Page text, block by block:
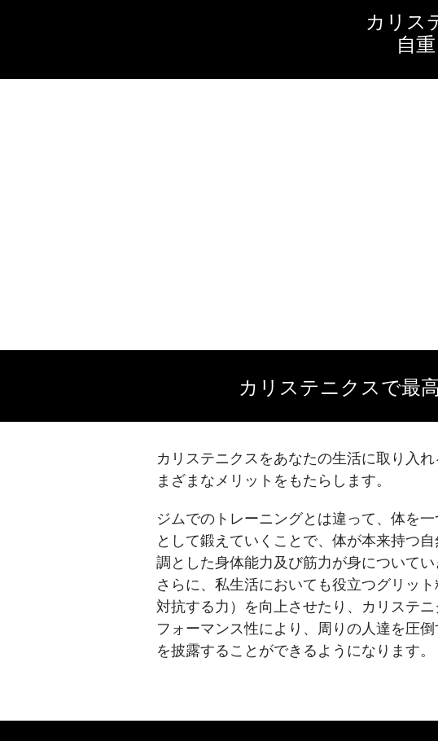
カリス
自
カリステニクスで最
カリステニクスをあなたの生活に取り入
まざまなメリットをもたらします。
ジムでのトレーニングとは違って、体を
として鍛えていくことで、体が本来持つ
調とした身体能力及び筋力が身についてい
さらに、私生活においても役立つグリッ
対抗する力）を向上させたり、カリステ
フォーマンス性により、周りの人達を圧
を披露することができるようになります。